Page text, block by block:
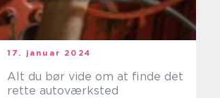
17. januar 2024
Alt du bør vide om at finde det
rette autoværksted